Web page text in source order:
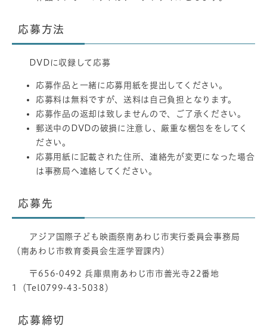
応募方法
DVDに収録して応募
応募作品と一緒に応募用紙を提出してください。
応募料は無料ですが、送料は自己負担となります。
応募作品の返却は致しませんので、ご了承ください。
郵送中のDVDの破損に注意し、厳重な梱包ををしてく
ださい。
応募用紙に記載された住所、連絡先が変更になった場合
は事務局へ連絡してください。
応募先
アジア国際子ども映画祭南あわじ市実行委員会事務局
（南あわじ市教育委員会生涯学習課内）
〒656-0492 兵庫県南あわじ市市善光寺22番地
1（Tel0799-43-5038）
応募締切